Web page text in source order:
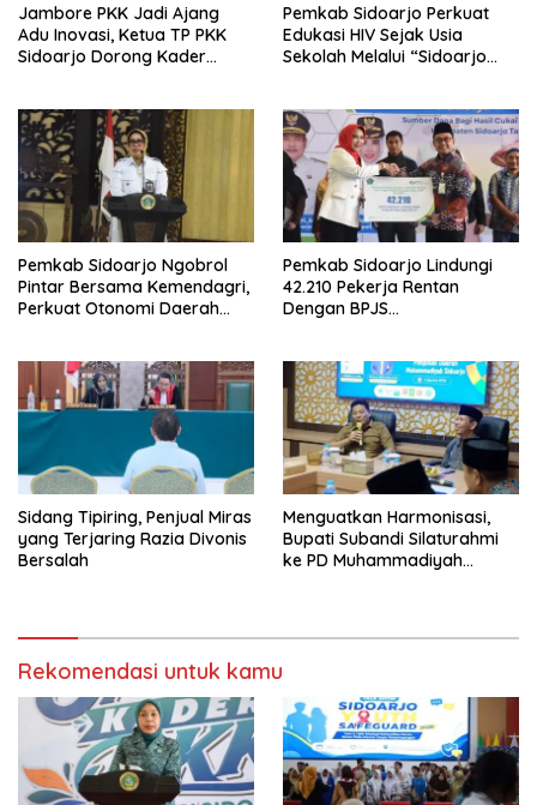
Jambore PKK Jadi Ajang
Adu Inovasi, Ketua TP PKK
Sidoarjo Dorong Kader
Pemkab Sidoarjo Perkuat
Edukasi HIV Sejak Usia
Sekolah Melalui “Sidoarjo
Pemkab Sidoarjo Ngobrol
Pintar Bersama Kemendagri,
Perkuat Otonomi Daerah
Pemkab Sidoarjo Lindungi
42.210 Pekerja Rentan
Dengan BPJS
Wabup Mimik: “Bangun
Manusia Juga Bagian dari
Pembangunan”
Sidang Tipiring, Penjual Miras
yang Terjaring Razia Divonis
Bersalah
Menguatkan Harmonisasi,
Bupati Subandi Silaturahmi
ke PD Muhammadiyah
Rekomendasi untuk kamu